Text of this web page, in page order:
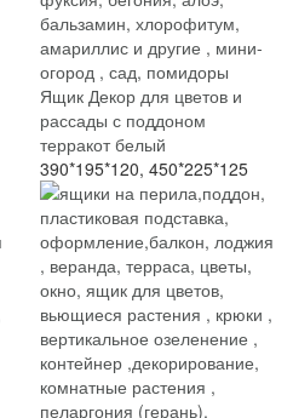
Ящик Декор для цветов и
рассады с поддоном
терракот белый
390*195*120, 450*225*125